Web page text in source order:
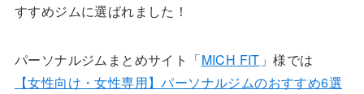
すすめジムに選ばれました！
パーソナルジムまとめサイト「MICH FIT 」様では
【女性向け・女性専用】パーソナルジムのおすすめ6選